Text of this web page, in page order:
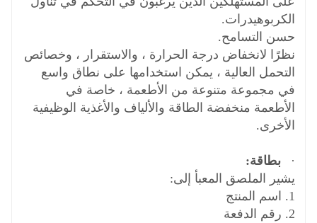
الكربوهيدرات.
حسن التسامح.
نظرًا لانخفاض درجة الحرارة ، والاستقرار ، وخصائص
التحمل العالية ، يمكن استخدامها على نطاق واسع
في مجموعة متنوعة من الأطعمة ، خاصة في
الأطعمة منخفضة الطاقة والألياف والأغذية الوظيفية
الأخرى.
·
بطاقة:
يشير الملصق المعبأ إلى:
1. اسم المنتج
2. رقم الدفعة